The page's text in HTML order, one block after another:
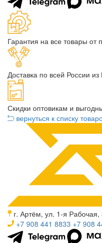
Гарантия на все товары от
Доставка по всей России из
Скидки оптовикам и
вернуться к списку
г. Артём, ул. 1-я Рабочая,
+7 908 441 8833 +7 908